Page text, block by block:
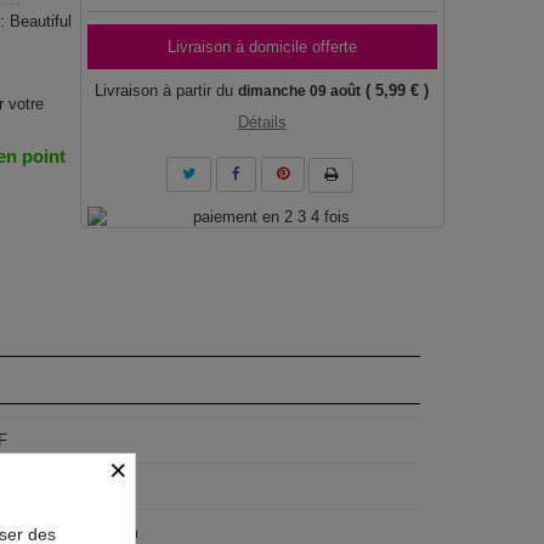
Beautiful
votre
point
Livraison à domicile offerte
Livraison à partir du dimanche 09 août ( 5,99 € )
Détails
cm, 150x50 cm
×
des